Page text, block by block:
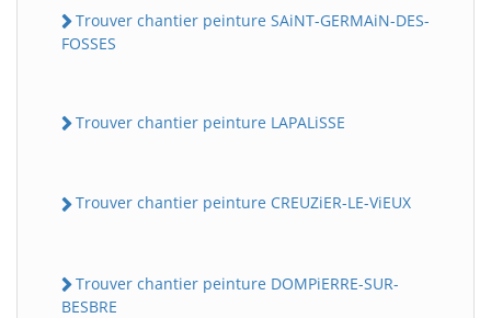
Trouver chantier peinture SAiNT-GERMAiN-DES-
FOSSES
Trouver chantier peinture LAPALiSSE
Trouver chantier peinture CREUZiER-LE-ViEUX
Trouver chantier peinture DOMPiERRE-SUR-
BESBRE